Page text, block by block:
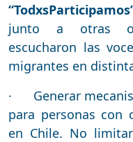
junto a otras
escucharon las
migrantes en
· Generar
para personas con
en Chile. No